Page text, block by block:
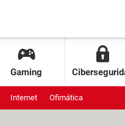
Gaming
Internet Ofimática